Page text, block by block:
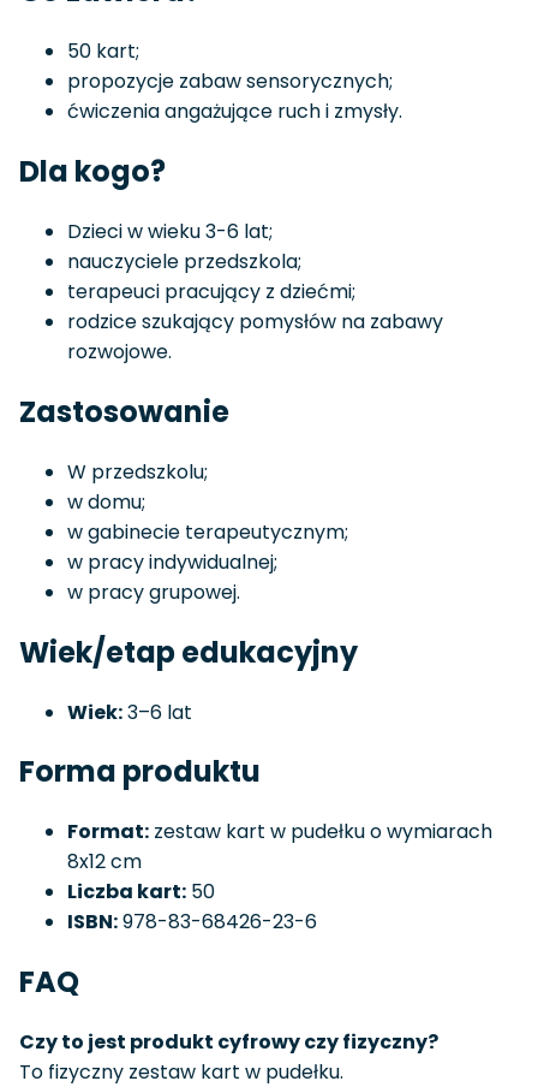
50 kart;
propozycje zabaw sensorycznych;
ćwiczenia angażujące ruch i zmysły.
Dla kogo?
Dzieci w wieku 3-6 lat;
nauczyciele przedszkola;
terapeuci pracujący z dziećmi;
rodzice szukający pomysłów na zabawy
rozwojowe.
Zastosowanie
W przedszkolu;
w domu;
w gabinecie terapeutycznym;
w pracy indywidualnej;
w pracy grupowej.
Wiek/etap edukacyjny
Wiek:3–6 lat
Forma produktu
Format: zestaw kart w pudełku o wymiarach
8x12 cm
Liczba kart: 50
ISBN:978-83-68426-23-6
FAQ
Czy to jest produkt cyfrowy czy fizyczny?
To fizyczny zestaw kart w pudełku.